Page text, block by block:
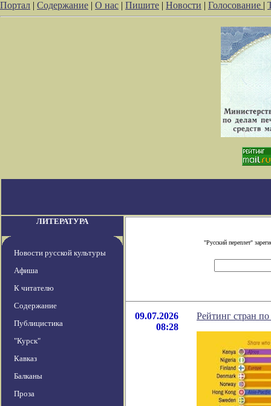
Портал | Содержание | О нас | Пишите | Новости | Голосование |
ЛИТЕРАТУРА
Новости русской культуры
Афиша
К читателю
Содержание
Публицистика
"Курск"
Кавказ
Балканы
Проза
"Русский переплет"
09.07.2026
08:28
Рейтинг стран